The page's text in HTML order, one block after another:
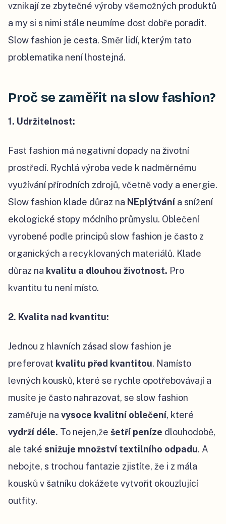
vznikají ze zbytečné výroby všemožných produktů
a my si s nimi stále neumíme dost dobře poradit.
Slow fashion je cesta. Směr lidí, kterým tato
problematika není lhostejná.
Proč se zaměřit na slow fashion?
1. Udržitelnost:
Fast fashion má negativní dopady na životní
prostředí. Rychlá výroba vede k nadměrnému
využívání přírodních zdrojů, včetně vody a energie.
Slow fashion klade důraz na NEplýtvání a snížení
ekologické stopy módního průmyslu. Oblečení
vyrobené podle principů slow fashion je často z
organických a recyklovaných materiálů. Klade
důraz na kvalitu a dlouhou životnost. Pro
kvantitu tu není místo.
2. Kvalita nad kvantitu:
Jednou z hlavních zásad slow fashion je
preferovat kvalitu před kvantitou. Namísto
levných kousků, které se rychle opotřebovávají a
musíte je často nahrazovat, se slow fashion
zaměřuje na vysoce kvalitní oblečení, které
vydrží déle. To nejen,že šetří peníze dlouhodobě,
ale také snižuje množství textilního odpadu. A
nebojte, s trochou fantazie zjistíte, že i z mála
kousků v šatníku dokážete vytvořit okouzlující
outfity.